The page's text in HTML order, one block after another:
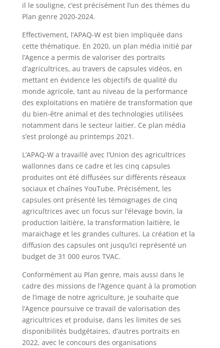
il le souligne, c’est précisément l’un des thèmes du
Plan genre 2020-2024.
Effectivement, l’APAQ-W est bien impliquée dans
cette thématique. En 2020, un plan média initié par
l’Agence a permis de valoriser des portraits
d’agricultrices, au travers de capsules vidéos, en
mettant en évidence les objectifs de qualité du
monde agricole, tant au niveau de la performance
des exploitations en matière de transformation que
du bien-être animal et des technologies utilisées
notamment dans le secteur laitier. Ce plan média
s’est prolongé au printemps 2021.
L’APAQ-W a travaillé avec l’Union des agricultrices
wallonnes dans ce cadre et les cinq capsules
produites ont été diffusées sur différents réseaux
sociaux et chaînes YouTube. Précisément, les
capsules ont présenté les témoignages de cinq
agricultrices avec un focus sur l’élevage bovin, la
production laitière, la transformation laitière, le
maraichage et les grandes cultures. La création et la
diffusion des capsules ont jusqu’ici représenté un
budget de 31 000 euros TVAC.
Conformément au Plan genre, mais aussi dans le
cadre des missions de l’Agence quant à la promotion
de l’image de notre agriculture, je souhaite que
l’Agence poursuive ce travail de valorisation des
agricultrices et produise, dans les limites de ses
disponibilités budgétaires, d’autres portraits en
2022, avec le concours des organisations